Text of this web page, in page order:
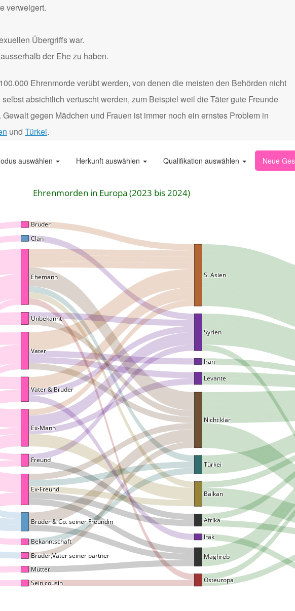
verweigert.
Übergriffs war.
der Ehe zu haben.
Ehrenmorde verübt werden, von denen die meisten den Behörden nicht
absichtlich vertuscht werden, zum Beispiel weil die Täter gute Freunde
gegen Mädchen und Frauen ist immer noch ein ernstes Problem in
und Türkei.